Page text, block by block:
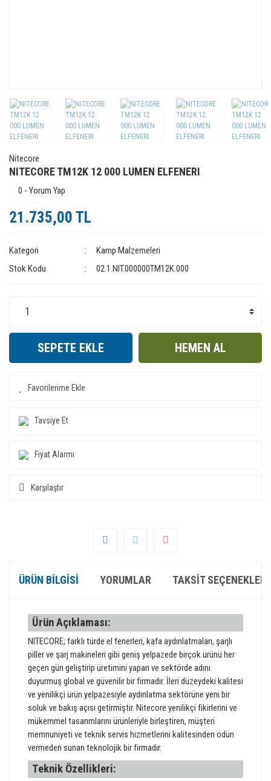
Nitecore
NITECORE TM12K 12 000 LUMEN ELFENERI
0 - Yorum Yap
21.735,00 TL
Kategori
Kamp Malzemeleri
Stok Kodu
02.1.NIT.000000TM12K.000
SEPETE EKLE HEMEN AL
Tavsiye Et
Fiyat Alarmı
Karşılaştır
ÜRÜN BILGISI YORUMLAR TAKSIT SEÇENEKLERI
Ürün Açıklaması:
NITECORE; farklı türde el fenerleri, kafa aydınlatmaları, şarjlı
piller ve şarj makineleri gibi geniş yelpazede birçok ürünü her
geçen gün geliştirip üretimini yapan ve sektörde adını
duyurmuş global ve güvenilir bir firmadır. İleri düzeydeki kalitesi
ve yenilikçi ürün yelpazesiyle aydınlatma sektörüne yeni bir
soluk ve bakış açısı getirmiştir. Nitecore yenilikçi fikirlerini ve
mükemmel tasarımlarını ürünleriyle birleştiren, müşteri
memnuniyeti ve teknik servis hizmetlerini kalitesinden ödün
vermeden sunan teknolojik bir firmadır.
Teknik Özellikleri: